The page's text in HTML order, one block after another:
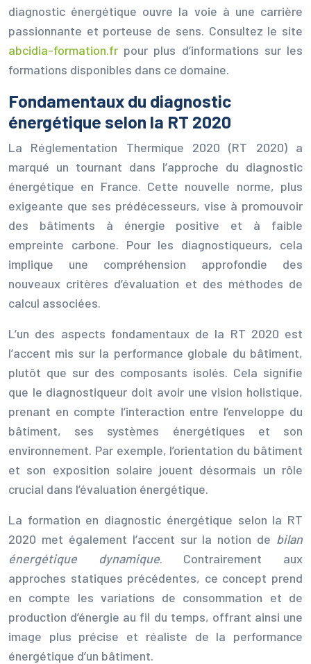
diagnostic énergétique ouvre la voie à une carrière
passionnante et porteuse de sens. Consultez le site
abcidia-formation.fr pour plus d’informations sur les
formations disponibles dans ce domaine.
Fondamentaux du diagnostic
énergétique selon la RT 2020
La Réglementation Thermique 2020 (RT 2020) a
marqué un tournant dans l’approche du diagnostic
énergétique en France. Cette nouvelle norme, plus
exigeante que ses prédécesseurs, vise à promouvoir
des bâtiments à énergie positive et à faible
empreinte carbone. Pour les diagnostiqueurs, cela
implique une compréhension approfondie des
nouveaux critères d’évaluation et des méthodes de
calcul associées.
L’un des aspects fondamentaux de la RT 2020 est
l’accent mis sur la performance globale du bâtiment,
plutôt que sur des composants isolés. Cela signifie
que le diagnostiqueur doit avoir une vision holistique,
prenant en compte l’interaction entre l’enveloppe du
bâtiment, ses systèmes énergétiques et son
environnement. Par exemple, l’orientation du bâtiment
et son exposition solaire jouent désormais un rôle
crucial dans l’évaluation énergétique.
La formation en diagnostic énergétique selon la RT
2020 met également l’accent sur la notion de bilan
énergétique dynamique. Contrairement aux
approches statiques précédentes, ce concept prend
en compte les variations de consommation et de
production d’énergie au fil du temps, offrant ainsi une
image plus précise et réaliste de la performance
énergétique d’un bâtiment.